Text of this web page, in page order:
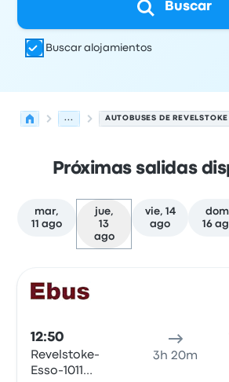
Buscar
Buscar alojamientos
... AUTOBUSES DE
Próximas salidas
mar,
11 ago
jue,
13
ago
vie, 14
ago
16
12:50
Revelstoke-
Esso-1011
3h 20m